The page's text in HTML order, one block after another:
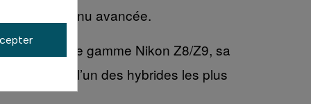
de contenu avancée.
haut de gamme Nikon Z8/Z9, sa
Z6 III devient l’un des hybrides les plus